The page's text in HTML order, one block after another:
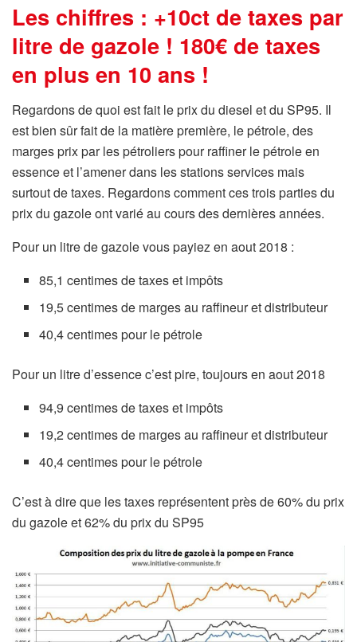
Les chiffres : +10ct de taxes par
litre de gazole ! 180€ de taxes
en plus en 10 ans !
Regardons de quoi est fait le prix du diesel et du SP95. Il
est bien sûr fait de la matière première, le pétrole, des
marges prix par les pétroliers pour raffiner le pétrole en
essence et l’amener dans les stations services mais
surtout de taxes. Regardons comment ces trois parties du
prix du gazole ont varié au cours des dernières années.
Pour un litre de gazole vous payiez en aout 2018 :
85,1 centimes de taxes et impôts
19,5 centimes de marges au raffineur et distributeur
40,4 centimes pour le pétrole
Pour un litre d’essence c’est pire, toujours en aout 2018
94,9 centimes de taxes et impôts
19,2 centimes de marges au raffineur et distributeur
40,4 centimes pour le pétrole
C’est à dire que les taxes représentent près de 60% du prix
du gazole et 62% du prix du SP95